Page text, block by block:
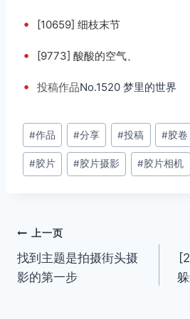
• [10659] 细枝末节
• [9773] 酸酸的空气、
• 投稿作品No.1520 梦里的世界
文
章
标
#作品 #分享 #投稿 #胶卷
#胶片 #胶片摄影 #胶片相机
文
章
上一页
找到主题是拍摄街头摄
影的第一步